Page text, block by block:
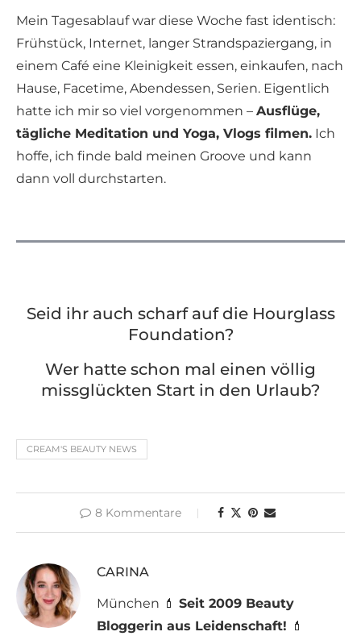
Mein Tagesablauf war diese Woche fast identisch:
Frühstück, Internet, langer Strandspaziergang, in
einem Café eine Kleinigkeit essen, einkaufen, nach
Hause, Facetime, Abendessen, Serien. Eigentlich
hatte ich mir so viel vorgenommen – Ausflüge,
tägliche Meditation und Yoga, Vlogs filmen. Ich
hoffe, ich finde bald meinen Groove und kann
dann voll durchstarten.
Seid ihr auch scharf auf die Hourglass
Foundation?
Wer hatte schon mal einen völlig
missglückten Start in den Urlaub?
CREAM'S BEAUTY NEWS
8 Kommentare
CARINA
München 💄 Seit 2009 Beauty
Bloggerin aus Leidenschaft! 💄